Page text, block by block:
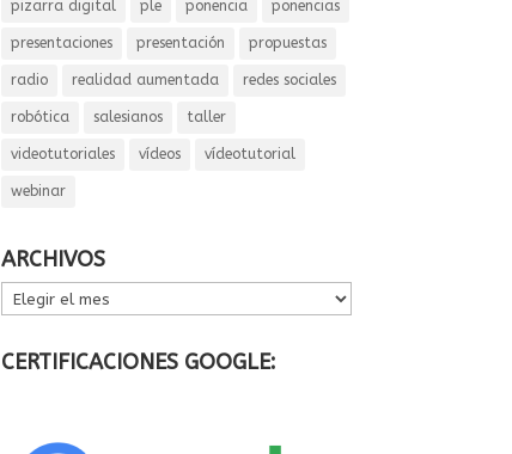
pizarra digital ple ponencia ponencias
presentaciones presentación propuestas
radio realidad aumentada redes sociales
robótica salesianos taller
videotutoriales vídeos vídeotutorial
webinar
ARCHIVOS
ARCHIVOS
CERTIFICACIONES GOOGLE: